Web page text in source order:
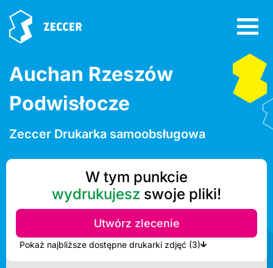
Auchan Rzeszów
Podwisłocze
Zeccer Drukarka samoobsługowa
W tym punkcie
wydrukujesz swoje pliki!
Utwórz zlecenie
Pokaż najbliższe dostępne drukarki zdjęć (3)